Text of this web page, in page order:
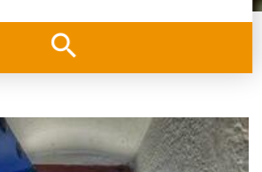
search